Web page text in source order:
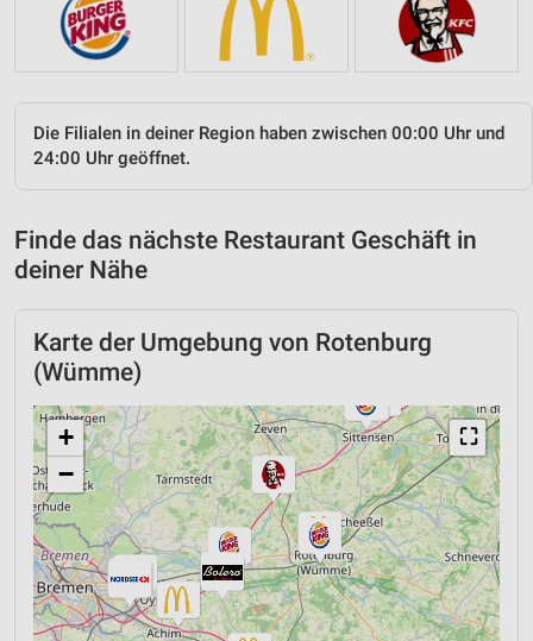
Die Filialen in deiner Region haben zwischen 00:00 Uhr und
24:00 Uhr geöffnet.
Finde das nächste Restaurant Geschäft in
deiner Nähe
Karte der Umgebung von Rotenburg
(Wümme)
⛶
+
−